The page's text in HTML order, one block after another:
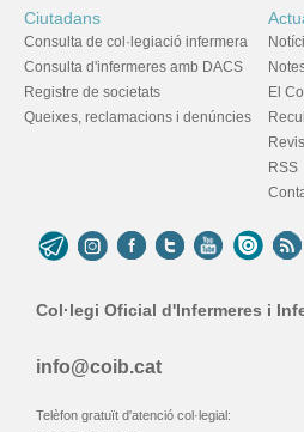
Ciutadans
Consulta de col·legiació infermera
Consulta d'infermeres amb DACS
Registre de societats
Queixes, reclamacions i denúncies
El
RSS
Col·legi Oficial d'Infermeres i
info@coib.cat
Telèfon gratuït d'atenció col·legial: